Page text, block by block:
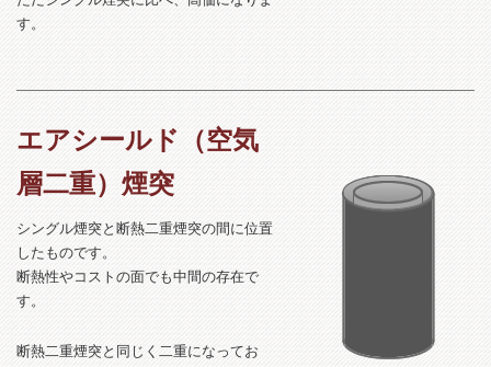
す。
エアシールド（空気
層二重）煙突
シングル煙突と断熱二重煙突の間に位置
したものです。
断熱性やコストの面でも中間の存在で
す。
断熱二重煙突と同じく二重になってお